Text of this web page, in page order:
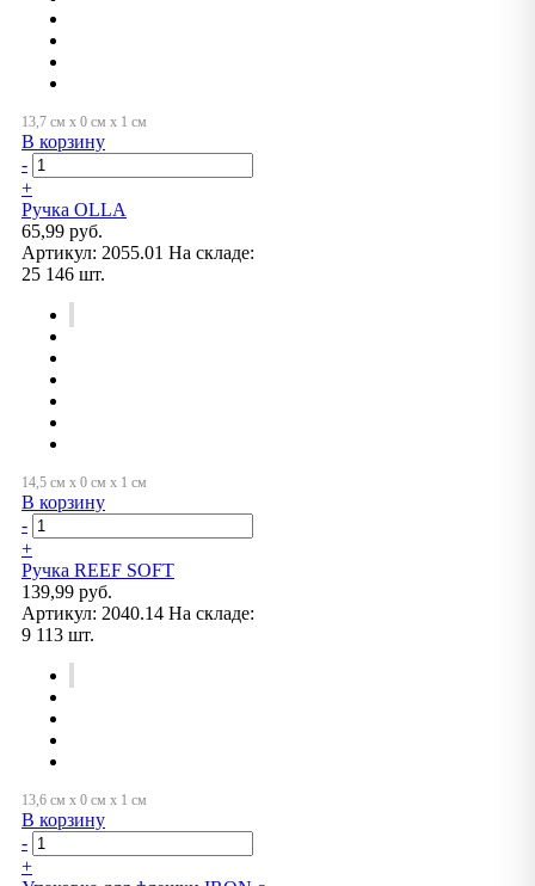
В корзину
-
+
Ручка OLLA
65,99 руб.
Артикул: 2055.01 На складе:
25 146 шт.
В корзину
-
+
Ручка REEF SOFT
139,99 руб.
Артикул: 2040.14 На складе:
9 113 шт.
В корзину
-
+